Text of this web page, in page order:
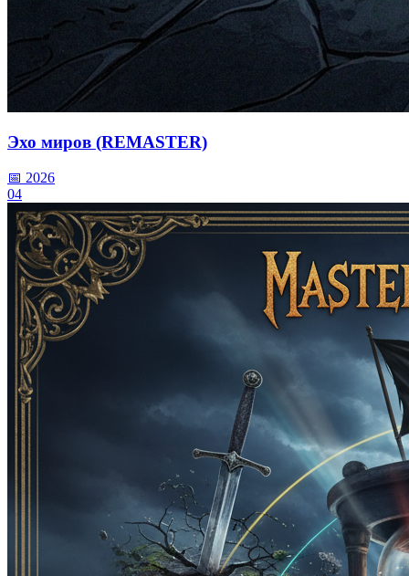
Эхо миров (REMASTER)
📅 2026
04